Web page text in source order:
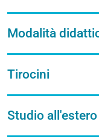
Modalità
Tirocini
Studio all'estero